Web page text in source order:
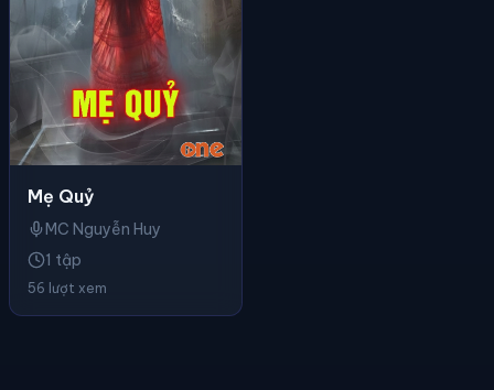
Mẹ Quỷ
MC Nguyễn Huy
1 tập
56 lượt xem